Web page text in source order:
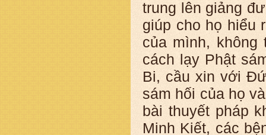
trung lên giảng
giúp cho họ hiểu
của mình, không
cách lạy Phật
Bi, cầu xin với
sám hối của họ
bài thuyết pháp
Minh Kiết, các